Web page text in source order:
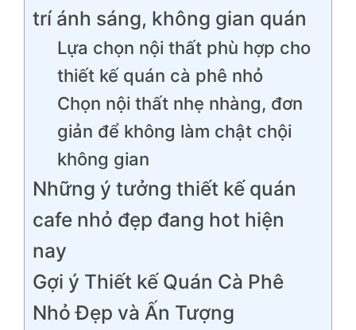
trí ánh sáng, không gian quán
Lựa chọn nội thất phù hợp cho
thiết kế quán cà phê nhỏ
Chọn nội thất nhẹ nhàng, đơn
giản để không làm chật chội
không gian
Những ý tưởng thiết kế quán
cafe nhỏ đẹp đang hot hiện
nay
Gợi ý Thiết kế Quán Cà Phê
Nhỏ Đẹp và Ấn Tượng